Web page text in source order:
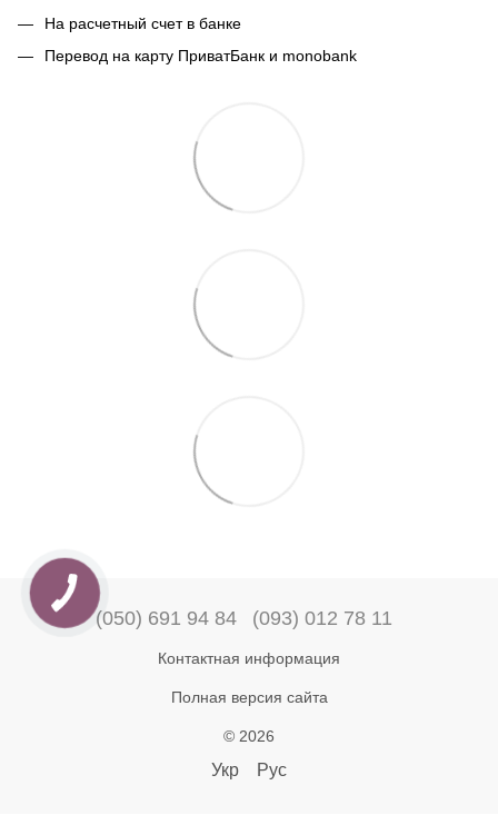
На расчетный счет в банке
Перевод на карту ПриватБанк и monobank
(050) 691 94 84 (093) 012 78 11
Контактная информация
Полная версия сайта
© 2026
Укр Рус